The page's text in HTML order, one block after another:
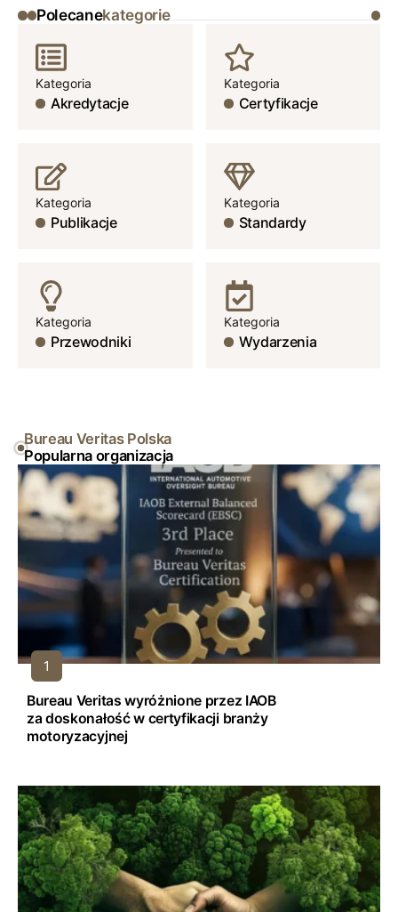
Polecanekategorie
Kategoria
Akredytacje
Kategoria
Certyfikacje
Kategoria
Publikacje
Kategoria
Standardy
Kategoria
Przewodniki
Kategoria
Wydarzenia
Popularna organizacja
Bureau Veritas Polska
Bureau Veritas wyróżnione przez IAOB
za doskonałość w certyfikacji branży
motoryzacyjnej